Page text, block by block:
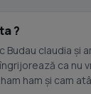
?
Budau claudia și
ca nu
zice mama tata ham ham și